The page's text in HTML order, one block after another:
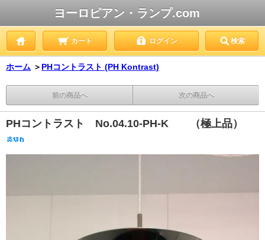
ヨーロピアン・ランプ.com
カート ログイン 検索
ホーム ＞ PHコントラスト (PH Kontrast)
前の商品へ 次の商品へ
PHコントラスト No.04.10-PH-K （極上品）